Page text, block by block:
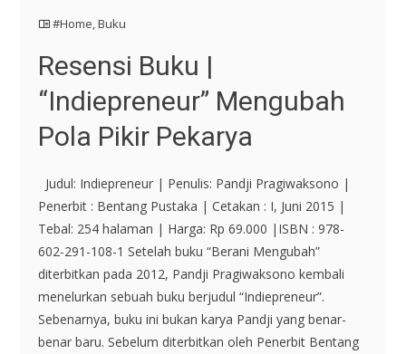
#Home,Buku
Resensi Buku |
“Indiepreneur” Mengubah
Pola Pikir Pekarya
Judul: Indiepreneur | Penulis: Pandji Pragiwaksono |
Penerbit : Bentang Pustaka | Cetakan : I, Juni 2015 |
Tebal: 254 halaman | Harga: Rp 69.000 |ISBN : 978-
602-291-108-1 Setelah buku “Berani Mengubah”
diterbitkan pada 2012, Pandji Pragiwaksono kembali
menelurkan sebuah buku berjudul “Indiepreneur”.
Sebenarnya, buku ini bukan karya Pandji yang benar-
benar baru. Sebelum diterbitkan oleh Penerbit Bentang